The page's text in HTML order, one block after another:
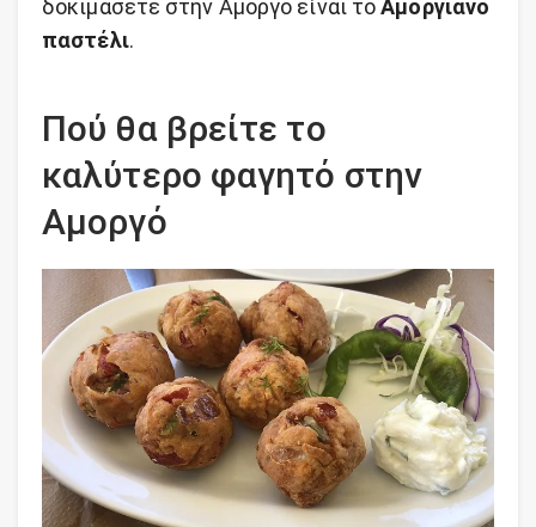
δοκιμάσετε στην Αμοργό είναι τοΑμοργιανό
παστέλι.
Πού θα βρείτε το
καλύτερο φαγητό στην
Αμοργό